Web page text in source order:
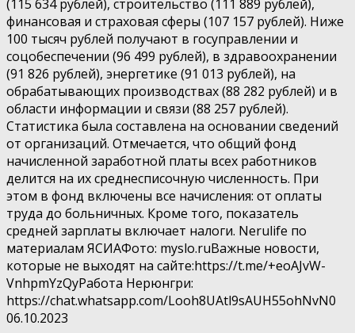
(115 634 рублей), строительство (111 889 рублей),
финансовая и страховая сферы (107 157 рублей). Ниже
100 тысяч рублей получают в госуправлении и
соцобеспечении (96 499 рублей), в здравоохранении
(91 826 рублей), энергетике (91 013 рублей), на
обрабатывающих производствах (88 282 рублей) и в
области информации и связи (88 257 рублей).
Статистика была составлена на основании сведений
от организаций. Отмечается, что общий фонд
начисленной заработной платы всех работников
делится на их среднесписочную численность. При
этом в фонд включены все начисления: от оплаты
труда до больничных. Кроме того, показатель
средней зарплаты включает налоги. Nerulife по
материалам ЯСИАФото: myslo.ruВажные новости,
которые не выходят на сайте:https://t.me/+eoAJvW-
VnhpmYzQyРабота Нерюнгри:
https://chat.whatsapp.com/Looh8UAtl9sAUH55ohNvN0
06.10.2023